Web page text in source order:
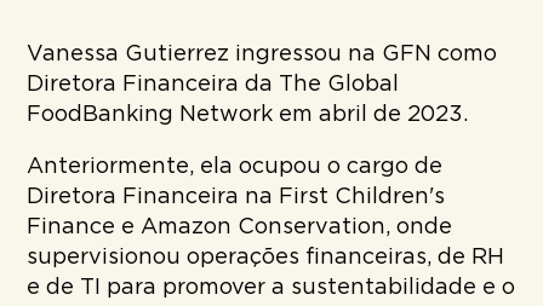
Sobre
GFN
Apoiar
NOSSA MISSÃO
DOAR
Vanessa Gutierrez ingressou na GFN como
Diretora Financeira da The Global
FoodBanking Network em abril de 2023.
Anteriormente, ela ocupou o cargo de
Diretora Financeira na First Children's
Finance e Amazon Conservation, onde
supervisionou operações financeiras, de RH
e de TI para promover a sustentabilidade e o